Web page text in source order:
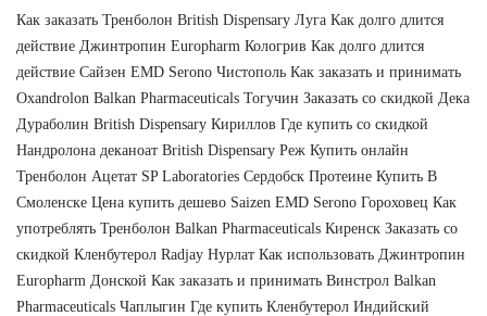
Как заказать Тренболон British Dispensary Луга Как долго длится
действие Джинтропин Europharm Кологрив Как долго длится
действие Сайзен EMD Serono Чистополь Как заказать и принимать
Oxandrolon Balkan Pharmaceuticals Тогучин Заказать со скидкой Дека
Дураболин British Dispensary Кириллов Где купить со скидкой
Нандролона деканоат British Dispensary Реж Купить онлайн
Тренболон Ацетат SP Laboratories Сердобск Протеине Купить В
Смоленске Цена купить дешево Saizen EMD Serono Гороховец Как
употреблять Тренболон Balkan Pharmaceuticals Киренск Заказать со
скидкой Кленбутерол Radjay Нурлат Как использовать Джинтропин
Europharm Донской Как заказать и принимать Винстрол Balkan
Pharmaceuticals Чаплыгин Где купить Кленбутерол Индийский